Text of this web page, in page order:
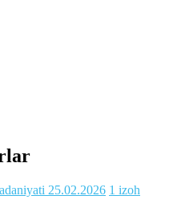
25.02.2026 1 izoh